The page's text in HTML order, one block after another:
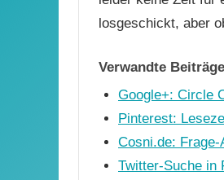
losgeschickt, aber
Verwandte
Google+: Circle
Pinterest:
Cosni.de:
Twitter-Suche in